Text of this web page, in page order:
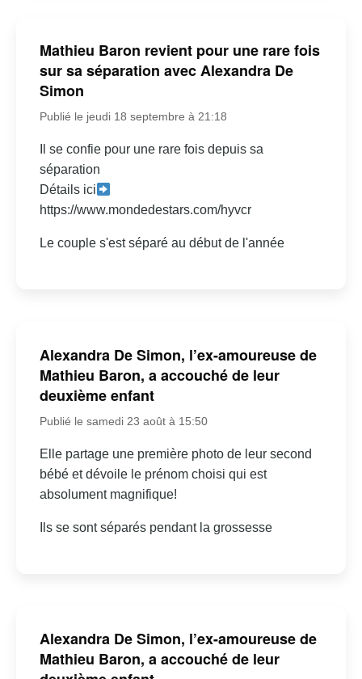
Mathieu Baron revient pour une rare fois
sur sa séparation avec Alexandra De
Simon
Publié le jeudi 18 septembre à 21:18
Il se confie pour une rare fois depuis sa
séparation
Détails ici
https://www.mondedestars.com/hyvcr
Le couple s'est séparé au début de l'année
Alexandra De Simon, l’ex-amoureuse de
Mathieu Baron, a accouché de leur
deuxième enfant
Publié le samedi 23 août à 15:50
Elle partage une première photo de leur second
bébé et dévoile le prénom choisi qui est
absolument magnifique!
Ils se sont séparés pendant la grossesse
Alexandra De Simon, l’ex-amoureuse de
Mathieu Baron, a accouché de leur